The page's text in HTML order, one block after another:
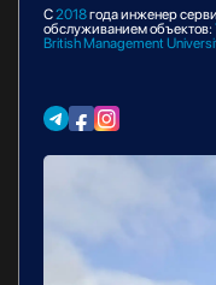
С2018года инженер
обслуживанием объектов:
British Management